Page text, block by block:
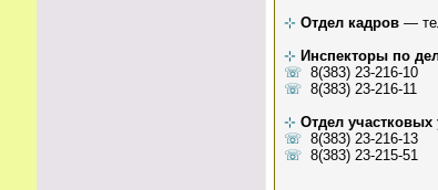
⊹ Отдел кадров —
⊹ Инспекторы по
☏ 8(383) 23-216-10
☏ 8(383) 23-216-11
⊹ Отдел
☏ 8(383) 23-216-13
☏ 8(383) 23-215-51